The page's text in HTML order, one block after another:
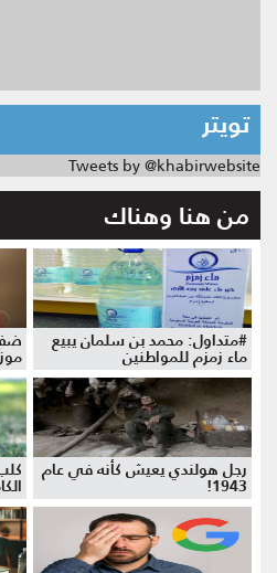
تويتر
Tweets by @khabirwebsite
من هنا وهناك
#متداول: محمد بن سلمان يبيع
ماء زمزم للمواطنين
رجل هولندي يعيش كأنه في عام
1943!